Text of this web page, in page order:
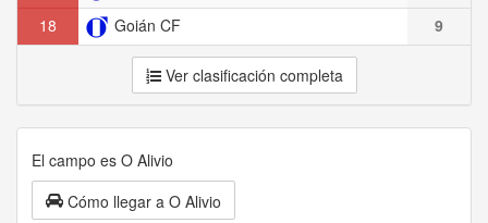
18
Goián CF 9
Ver clasificación completa
El campo es O Alivio
Cómo llegar a O Alivio